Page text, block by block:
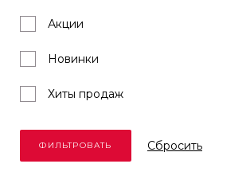
Акции
Новинки
Хиты продаж
Cбросить